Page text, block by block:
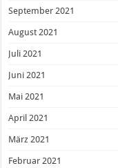
September 2021
August 2021
Juli 2021
Juni 2021
Mai 2021
April 2021
März 2021
Februar 2021